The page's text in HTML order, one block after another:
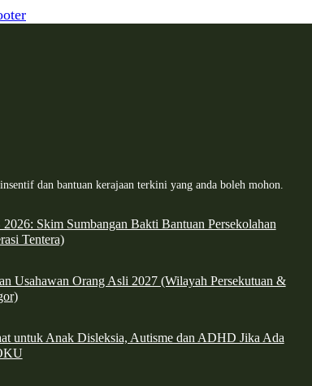
dan bantuan kerajaan terkini yang anda boleh mohon.
Skim Sumbangan Bakti Bantuan Persekolahan
Tentera)
Usahawan Orang Asli 2027 (Wilayah Persekutuan &
untuk Anak Disleksia, Autisme dan ADHD Jika Ada